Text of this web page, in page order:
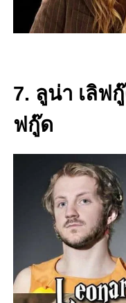
7. ลูน่า เลิฟ
ฟกู๊ด